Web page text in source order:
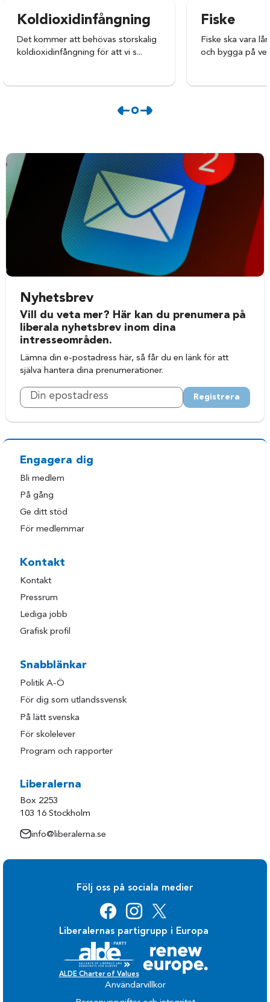
Koldioxidinfångning
Det kommer att behövas storskalig
koldioxidinfångning för att vi s...
Fiske
Fiske ska vara
och bygga på
Nyhetsbrev
Vill du veta mer? Här kan du prenumera på
liberala nyhetsbrev inom dina
intresseområden.
Lämna din e-postadress här, så får du en länk för att
själva hantera dina prenumerationer.
Registrera
Engagera dig
Bli medlem
På gång
Ge ditt stöd
För medlemmar
Kontakt
Kontakt
Pressrum
Lediga jobb
Grafisk profil
Snabblänkar
Politik A-Ö
För dig som utlandssvensk
På lätt svenska
För skolelever
Program och rapporter
Liberalerna
Box 2253
103 16 Stockholm
info@liberalerna.se
Följ oss på sociala medier
Liberalernas partigrupp i Europa
ALDE Charter of Values
Användarvillkor